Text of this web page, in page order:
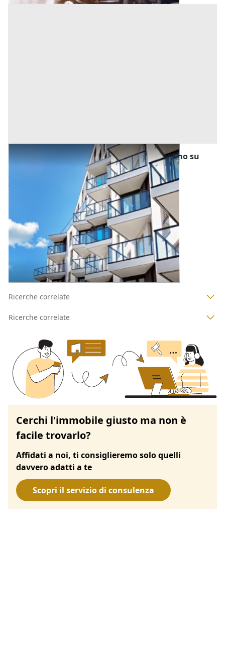
Asta Appartamento con garage e magazzino su
(Padova)
90.222,75 € 120.297 €
095178ff
Asta chiusa
1 2 3 4
Ricerche correlate
Ricerche correlate
Cerchi l'immobile giusto ma non è
facile trovarlo?
Affidati a noi, ti consiglieremo solo quelli
davvero adatti a te
Scopri il servizio di consulenza